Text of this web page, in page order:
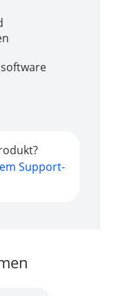
Support-